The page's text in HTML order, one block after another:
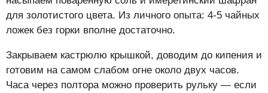
для золотистого цвета. Из личного опыта: 4-5 чайных
ложек без горки вполне достаточно.
Закрываем кастрюлю крышкой, доводим до кипения и
готовим на самом слабом огне около двух часов.
Часа через полтора можно проверить рульку — если